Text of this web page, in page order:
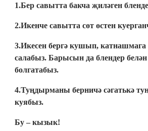
1.Бер савытта бакча җиләген
2.Икенче савытта сөт өстен
3.Икесен бергә кушып, катнашмага
салабыз. Барысын да блендер
болгатабыз.
4.Туңдырманы берничә сәгатькә
куябыз.
Бу – кызык!